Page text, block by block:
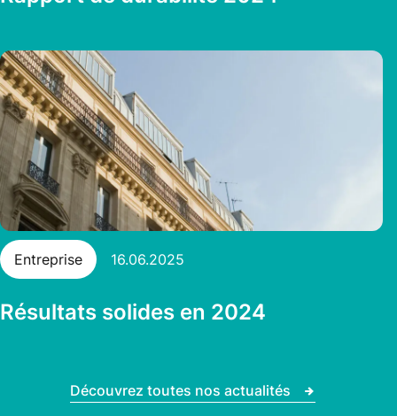
Entreprise 16.06.2025
Résultats solides en 2024
Découvrez toutes nos actualités